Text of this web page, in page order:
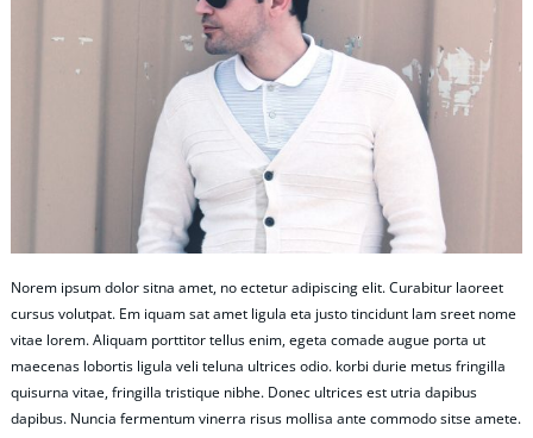
Norem ipsum dolor sitna amet, no ectetur adipiscing elit. Curabitur laoreet
cursus volutpat. Em iquam sat amet ligula eta justo tincidunt lam sreet nome
vitae lorem. Aliquam porttitor tellus enim, egeta comade augue porta ut
maecenas lobortis ligula veli teluna ultrices odio. korbi durie metus fringilla
quisurna vitae, fringilla tristique nibhe. Donec ultrices est utria dapibus
dapibus. Nuncia fermentum vinerra risus mollisa ante commodo sitse amete.